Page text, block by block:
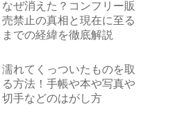
なぜ消えた？コンフリー販
売禁止の真相と現在に至る
までの経緯を徹底解説
濡れてくっついたものを取
る方法！手帳や本や写真や
切手などのはがし方